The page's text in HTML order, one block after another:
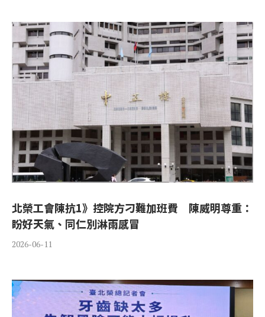
北榮工會陳抗1》控院方刁難加班費 陳威明尊重：
盼好天氣、同仁別淋雨感冒
2026-06-11